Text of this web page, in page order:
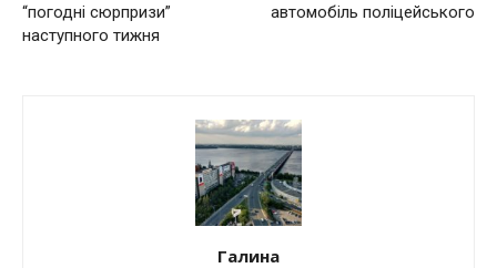
“погодні сюрпризи”
наступного тижня
автомобіль поліцейського
Галина